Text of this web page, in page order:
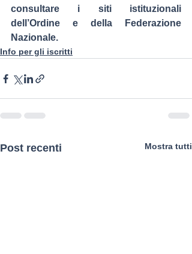
consultare i siti istituzionali
dell’Ordine e della Federazione
Nazionale.
Info per gli iscritti
Post recenti Mostra tutti